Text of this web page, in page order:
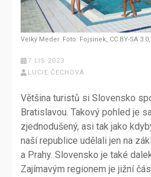
Velký Meder. Foto: Fojsinek, CC BY-SA
7 LIS 2023
LUCIE ČECHOVÁ
Většina turistů si Slovensko
Bratislavou. Takový pohled je
zjednodušený, asi tak jako
naší republice udělali jen na
a Prahy. Slovensko je také
Zajímavým regionem je jižní